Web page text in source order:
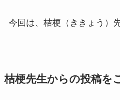
今回は、桔梗（ききょう）
桔梗先生からの投稿を